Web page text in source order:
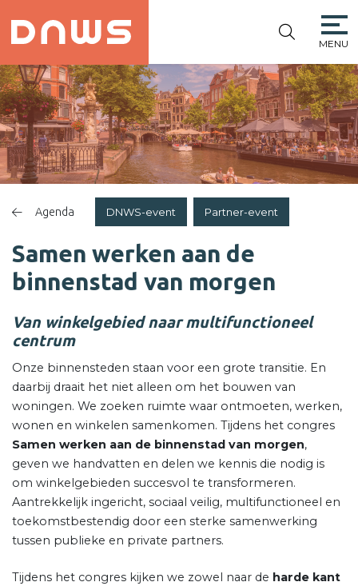
NIEUWE
WINKELSTRAAT
MENU
Agenda DNWS-event Partner-event
Samen werken aan de
binnenstad van morgen
Van winkelgebied naar multifunctioneel
centrum
Onze binnensteden staan voor een grote transitie. En
daarbij draait het niet alleen om het bouwen van
woningen. We zoeken ruimte waar ontmoeten, werken,
wonen en winkelen samenkomen. Tijdens het congres
Samen werken aan de binnenstad van morgen,
geven we handvatten en delen we kennis die nodig is
om winkelgebieden succesvol te transformeren.
Aantrekkelijk ingericht, sociaal veilig, multifunctioneel en
toekomstbestendig door een sterke samenwerking
tussen publieke en private partners.
Tijdens het congres kijken we zowel naar de harde kant